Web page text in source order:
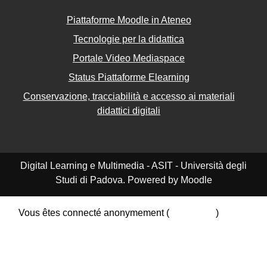
Piattaforme Moodle in Ateneo
Tecnologie per la didattica
Portale Video Mediaspace
Status Piattaforme Elearning
Conservazione, tracciabilità e accesso ai materiali
didattici digitali
Digital Learning e Multimedia - ASIT - Università degli
Studi di Padova. Powered by Moodle
Vous êtes connecté anonymement (
)